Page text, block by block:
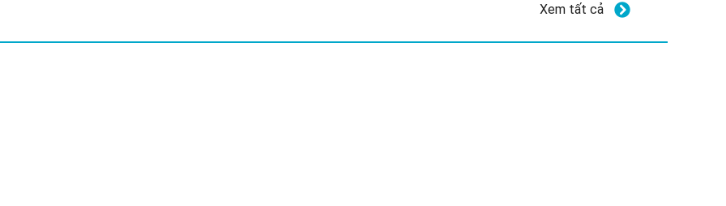
Xem tất cả